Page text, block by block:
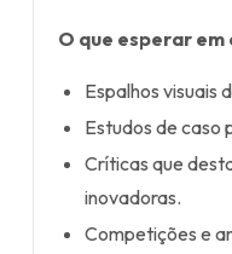
O que esperar
Espalhos visuais
Estudos de caso
Críticas que
inovadoras.
Competições e